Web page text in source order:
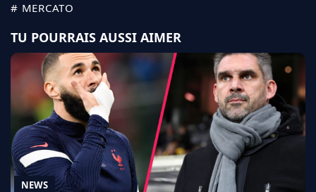
# MERCATO
TU POURRAIS AUSSI AIMER
NEWS